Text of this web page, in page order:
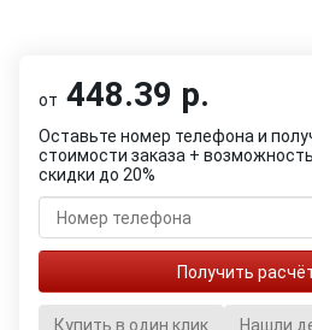
от 448.39 р.
Оставьте номер телефона и
стоимости заказа +
скидки до 20%
Купить в один клик Нашли